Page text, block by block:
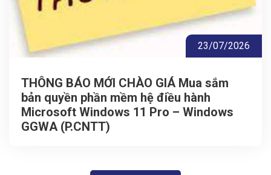
23/07/2026
THÔNG BÁO MỚI CHÀO GIÁ Mua sắm
bản quyền phần mềm hệ điều hành
Microsoft Windows 11 Pro – Windows
GGWA (P.CNTT)